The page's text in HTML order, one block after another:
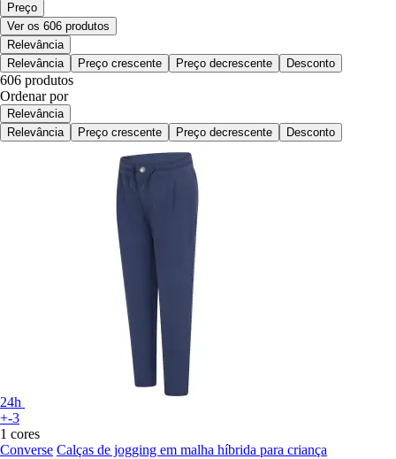
Preço
Ver os 606 produtos
Relevância
Relevância
Preço crescente Preço decrescente Desconto
606 produtos
Ordenar por
Relevância
Relevância
Preço crescente Preço decrescente Desconto
24h
+-3
1 cores
Converse Calças de jogging em malha híbrida para criança